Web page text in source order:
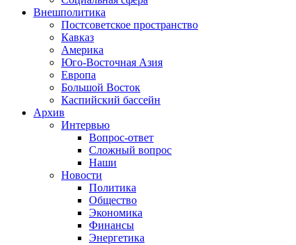
Внешполитика
Постсоветское пространство
Кавказ
Америка
Юго-Восточная Азия
Европа
Большой Восток
Каспийский бассейн
Архив
Интервью
Вопрос-ответ
Сложный вопрос
Наши
Новости
Политика
Общество
Экономика
Финансы
Энергетика